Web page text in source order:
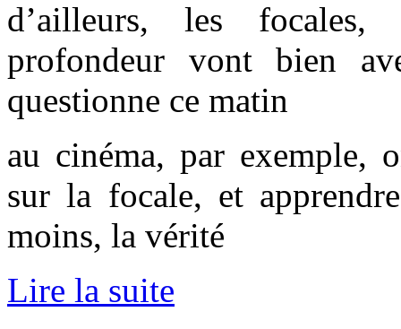
d’ailleurs, les focales,
profondeur vont bien
questionne ce matin
au cinéma, par exemple,
sur la focale, et
moins, la vérité
Lire la suite